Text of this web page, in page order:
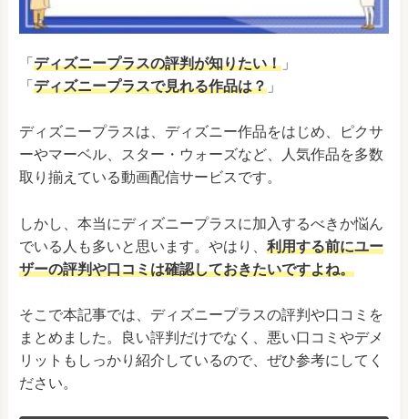
「 ディズニープラスの評判が知りたい！ 」
「 ディズニープラスで見れる作品は？ 」
ディズニープラスは、ディズニー作品をはじめ、ピクサ
ーやマーベル、スター・ウォーズなど、人気作品を多数
取り揃えている動画配信サービスです。
しかし、本当にディズニープラスに加入するべきか悩ん
でいる人も多いと思います。やはり、 利用する前にユー
ザーの評判や口コミは確認しておきたいですよね。
そこで本記事では、ディズニープラスの評判や口コミを
まとめました。良い評判だけでなく、悪い口コミやデメ
リットもしっかり紹介しているので、ぜひ参考にしてく
ださい。